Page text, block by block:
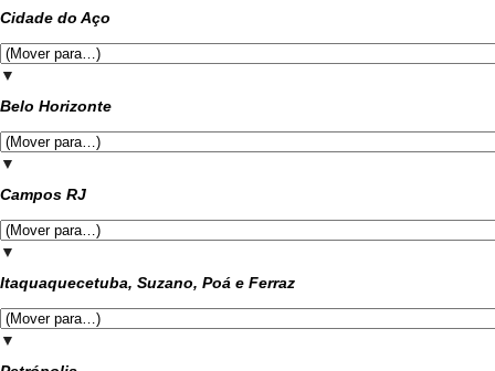
Cidade do Aço
▼
Belo Horizonte
▼
Campos RJ
▼
Itaquaquecetuba, Suzano, Poá e Ferraz
▼